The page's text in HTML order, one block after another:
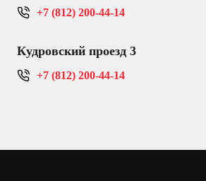
+7 (812) 200-44-14
Кудровский проезд 3
+7 (812) 200-44-14